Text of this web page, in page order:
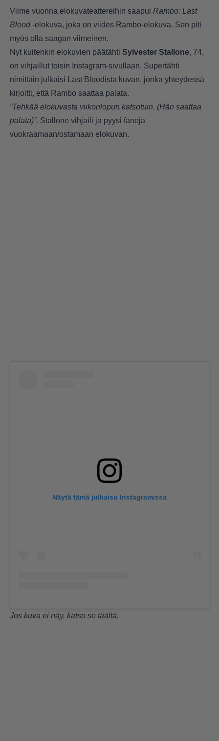
Viime vuonna elokuvateattereihin saapui Rambo: Last
Blood -elokuva, joka on viides Rambo-elokuva. Sen piti
myös olla saagan viimeinen.
Nyt kuitenkin elokuvien päätähti Sylvester Stallone, 74,
on vihjaillut toisin Instagram-sivullaan. Supertähti
nimittäin julkaisi Last Bloodista kuvan, jonka yhteydessä
kirjoitti, että Rambo saattaa palata.
”Tehkää elokuvasta viikonlopun katsotuin. (Hän saattaa
palata)”, Stallone vihjaili ja pyysi faneja
vuokraamaan/ostamaan elokuvan.
Näytä tämä julkaisu Instagramissa
Jos kuva ei näy, katso se täältä.